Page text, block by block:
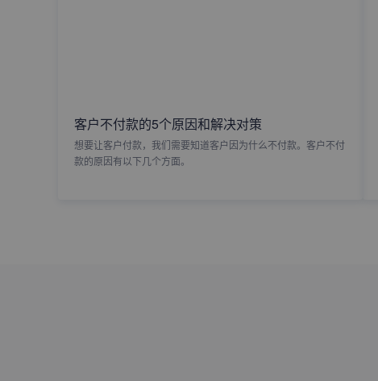
客户不付款的5个原因和解决对策
想要让客户付款，我们需要知道客户因为什么不付款。客户不付
款的原因有以下几个方面。